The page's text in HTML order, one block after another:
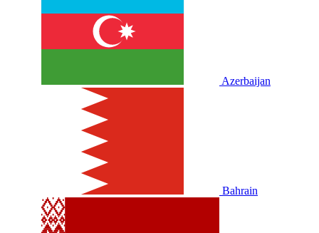
Azerbaijan
Bahrain